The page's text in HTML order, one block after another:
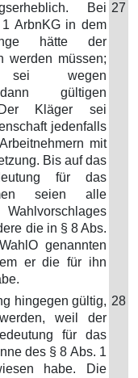
Bei
ArbnKG in dem
hätte der
werden müssen;
sei wegen
gültigen
Der Kläger sei
jedenfalls
mit
Bis auf das
für das
seien alle
die in § 8 Abs.
WahlO genannten
er die für ihn
27
hingegen gültig,
weil der
für das
des § 8 Abs. 1
habe. Die
28